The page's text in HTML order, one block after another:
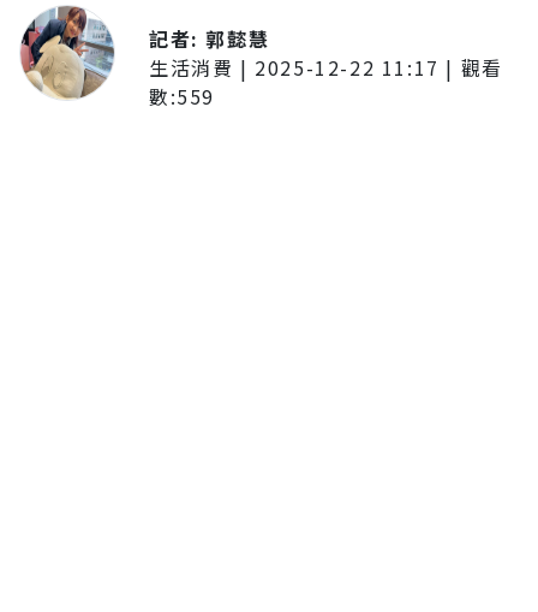
記者:郭懿慧
生活消費 | 2025-12-22 11:17 | 觀看
數:559